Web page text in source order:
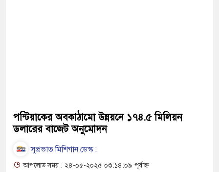
পন্টিয়াকের অবকাঠামো উন্নয়নে ১৭৪.৫ মিলিয়ন
ডলারের বাজেট অনুমোদন
সুপ্রভাত মিশিগান ডেস্ক :
আপলোড সময় : ২৪-০৫-২০২৫ ০৩:১৪:০৯ পূর্বাহ্ন